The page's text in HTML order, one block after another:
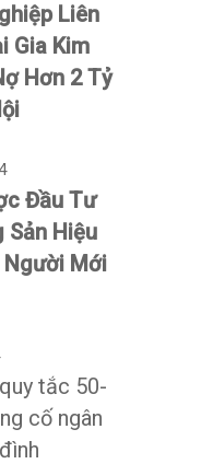
Liên
Gia Kim
Hơn 2 Tỷ
Đầu Tư
Sản Hiệu
Người Mới
tắc 50-
cố ngân